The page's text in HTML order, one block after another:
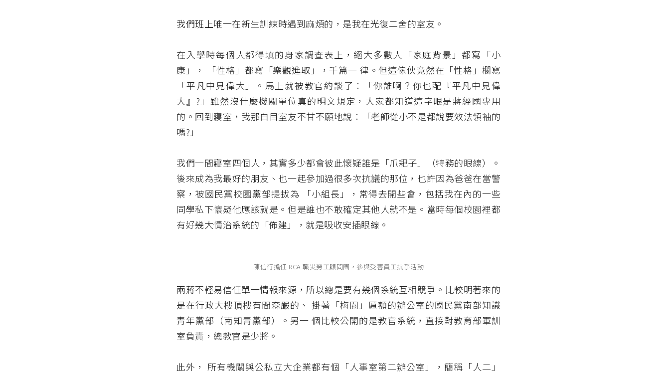
我們班上唯一在新生訓練時遇到麻煩的，是我在光復二舍的室友。
在入學時每個人都得填的身家調查表上，絕大多數人「家庭背景」都寫「小
康」， 「性格」都寫「樂觀進取」，千篇一 律。但這傢伙竟然在「性格」欄寫
「平凡中見偉大」。馬上就被教官約談了：「你誰啊？你也配『平凡中見偉
大』?」雖然沒什麼機關單位真的明文規定，大家都知道這字眼是蔣經國專用
的。回到寢室，我那白目室友不甘不願地說：「老師從小不是都說要效法領袖的
嗎?」
我們一間寢室四個人，其實多少都會彼此懷疑誰是「爪耙子」（特務的眼線）。
後來成為我最好的朋友、也一起參加過很多次抗議的那位，也許因為爸爸在當警
察，被國民黨校園黨部提拔為 「小組長」，常得去開些會，包括我在內的一些
同學私下懷疑他應該就是。但是誰也不敢確定其他人就不是。當時每個校園裡都
有好幾大情治系統的「佈建」，就是吸收安插眼線。
陳信行擔任 RCA 職災勞工顧問團，參與受害員工抗爭活動
兩蔣不輕易信任單一情報來源，所以總是要有幾個系統互相競爭。比較明著來的
是在行政大樓頂樓有間森嚴的、 掛著「梅園」匾額的辦公室的國民黨南部知識
青年黨部（南知青黨部）。另一 個比較公開的是教官系統，直接對教育部軍訓
室負責，總教官是少將。
此外， 所有機關與公私立大企業都有個「人事室第二辦公室」，簡稱「人二」